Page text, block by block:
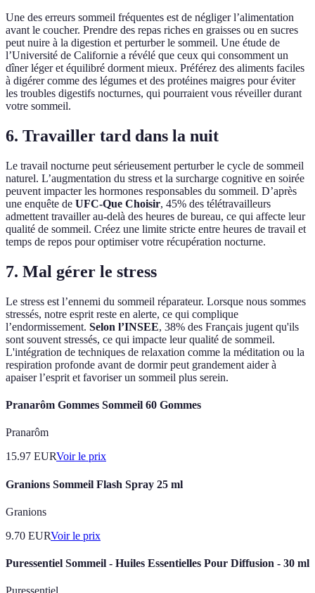
Une des erreurs sommeil fréquentes est de négliger l’alimentation
avant le coucher. Prendre des repas riches en graisses ou en sucres
peut nuire à la digestion et perturber le sommeil. Une étude de
l’Université de Californie a révélé que ceux qui consomment un
dîner léger et équilibré dorment mieux. Préférez des aliments faciles
à digérer comme des légumes et des protéines maigres pour éviter
les troubles digestifs nocturnes, qui pourraient vous réveiller durant
votre sommeil.
6. Travailler tard dans la nuit
Le travail nocturne peut sérieusement perturber le cycle de sommeil
naturel. L’augmentation du stress et la surcharge cognitive en soirée
peuvent impacter les hormones responsables du sommeil. D’après
une enquête de UFC-Que Choisir, 45% des télétravailleurs
admettent travailler au-delà des heures de bureau, ce qui affecte leur
qualité de sommeil. Créez une limite stricte entre heures de travail et
temps de repos pour optimiser votre récupération nocturne.
7. Mal gérer le stress
Le stress est l’ennemi du sommeil réparateur. Lorsque nous sommes
stressés, notre esprit reste en alerte, ce qui complique
l’endormissement. Selon l’INSEE, 38% des Français jugent qu'ils
sont souvent stressés, ce qui impacte leur qualité de sommeil.
L'intégration de techniques de relaxation comme la méditation ou la
respiration profonde avant de dormir peut grandement aider à
apaiser l’esprit et favoriser un sommeil plus serein.
Pranarôm Gommes Sommeil 60 Gommes
Pranarôm
15.97 EURVoir le prix
Granions Sommeil Flash Spray 25 ml
Granions
9.70 EURVoir le prix
Puressentiel Sommeil - Huiles Essentielles Pour Diffusion - 30 ml